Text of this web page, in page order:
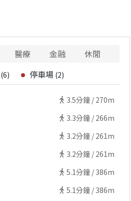
醫療 金融 休閒
(6) 停車場 (2)
3.5分鐘 / 270m
3.3分鐘 / 266m
3.2分鐘 / 261m
3.2分鐘 / 261m
5.1分鐘 / 386m
5.1分鐘 / 386m